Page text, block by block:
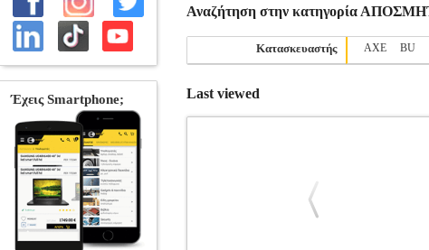
Αναζήτηση στην κατηγορία
Κατασκευαστής AXE BU
Last viewed